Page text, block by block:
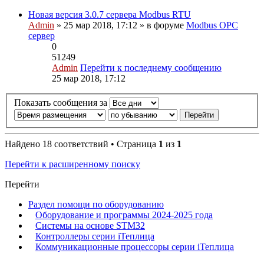
Новая версия 3.0.7 сервера Modbus RTU
Admin » 25 мар 2018, 17:12 » в форуме Modbus OPC
сервер
0
51249
Admin Перейти к последнему сообщению
25 мар 2018, 17:12
Показать сообщения за
Найдено 18 соответствий • Страница 1 из 1
Перейти к расширенному поиску
Перейти
Раздел помощи по оборудованию
Оборудование и программы 2024-2025 года
Системы на основе STM32
Контроллеры серии iТеплица
Коммуникационные процессоры серии iТеплица